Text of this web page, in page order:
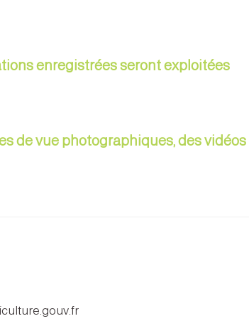
enregistrées seront exploitées
de vue photographiques, des vidéos